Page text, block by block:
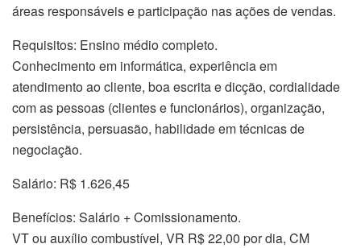
áreas responsáveis e participação nas ações de vendas.
Requisitos: Ensino médio completo.
Conhecimento em informática, experiência em
atendimento ao cliente, boa escrita e dicção, cordialidade
com as pessoas (clientes e funcionários), organização,
persistência, persuasão, habilidade em técnicas de
negociação.
Salário: R$ 1.626,45
Benefícios: Salário + Comissionamento.
VT ou auxílio combustível, VR R$ 22,00 por dia, CM